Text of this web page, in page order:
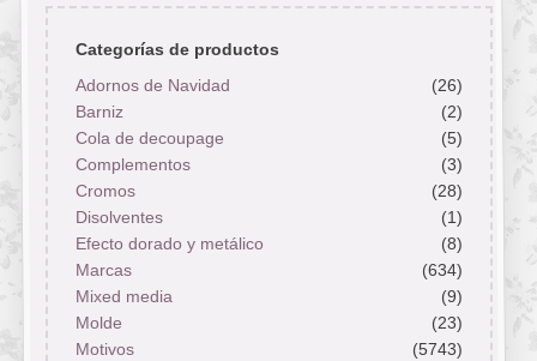
Categorías de productos
Adornos de Navidad
(26)
Barniz
(2)
Cola de decoupage
(5)
Complementos
(3)
Cromos
(28)
Disolventes
(1)
Efecto dorado y metálico
(8)
Marcas
(634)
Mixed media
(9)
Molde
(23)
Motivos
(5743)